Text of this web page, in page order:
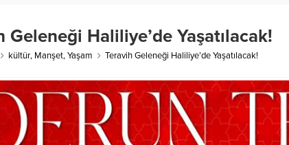
Geleneği Haliliye’de Yaşatılacak!
kültür, Manşet,Yaşam Teravih Geleneği Haliliye’de Yaşatılacak!